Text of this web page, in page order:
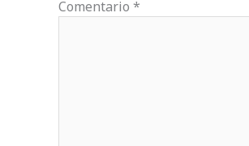
Comentario *